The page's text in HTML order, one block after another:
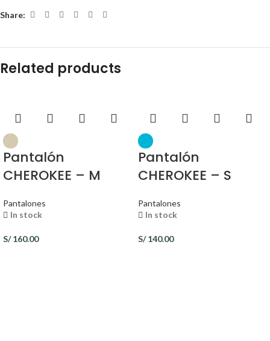
Share:
Related products
Pantalón
CHEROKEE – M
Pantalones
In stock
S/160.00
Pantalón
CHEROKEE – S
Pantalones
In stock
S/140.00